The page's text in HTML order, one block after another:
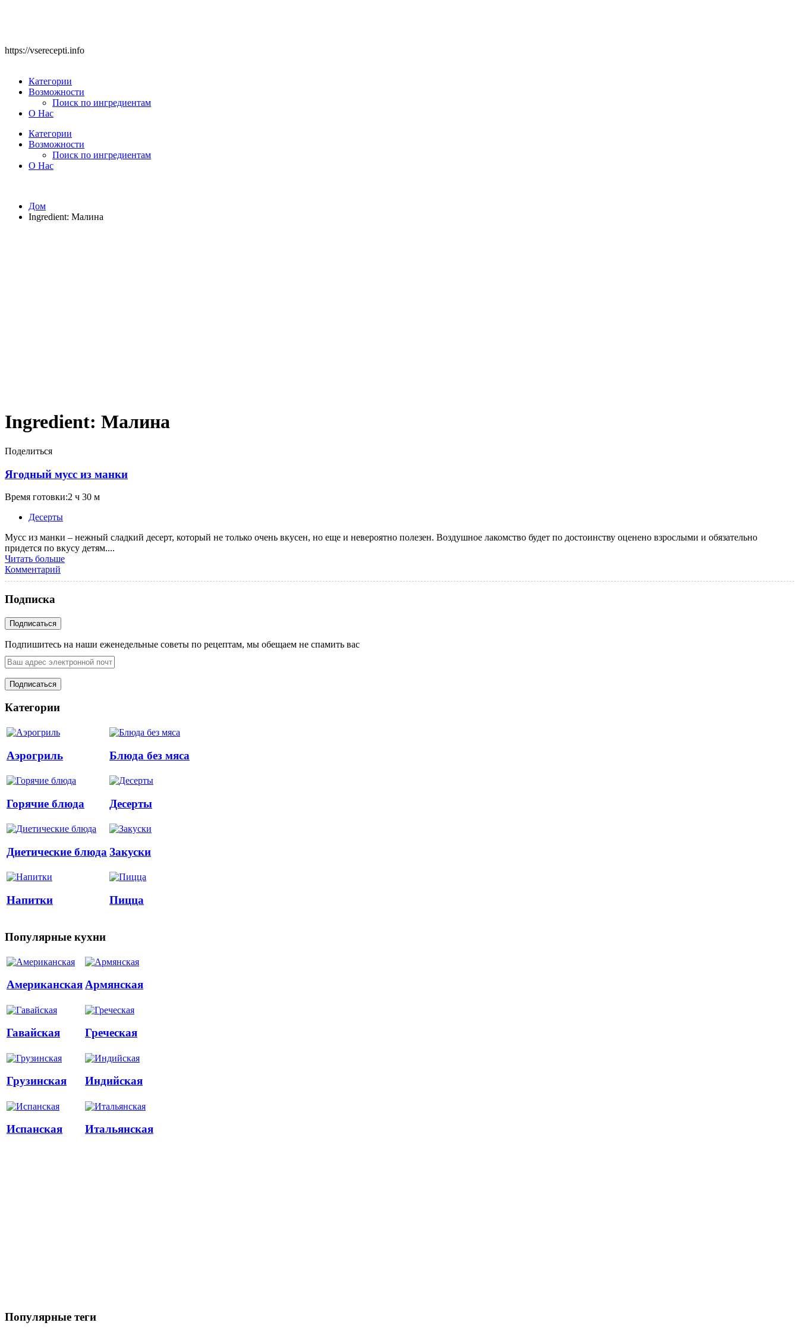
https://vserecepti.info
Категории
Возможности
Поиск по ингредиентам
О Нас
Категории
Возможности
Поиск по ингредиентам
О Нас
Дом
Ingredient: Малина
Ingredient: Малина
Поделиться
Ягодный мусс из манки
Время готовки:2 ч 30 м
Десерты
Мусс из манки – нежный сладкий десерт, который не только очень вкусен, но еще и невероятно полезен. Воздушное лакомство будет по достоинству оценено взрослыми и обязательно
придется по вкусу детям....
Читать больше
Комментарий
Подписка
Подпишитесь на наши еженедельные советы по рецептам, мы обещаем не спамить вас
Категории
Аэрогриль Блюда без мяса
Горячие блюда Десерты
Диетические блюда Закуски
Напитки Пицца
Популярные кухни
АмериканскаяАрмянская
Гавайская Греческая
Грузинская Индийская
Испанская Итальянская
Популярные теги